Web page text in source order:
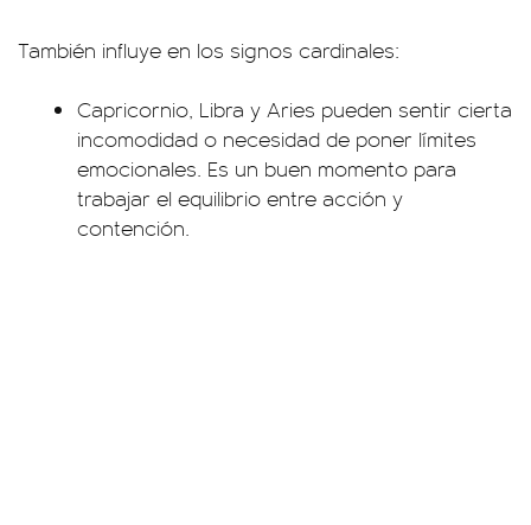
También influye en los signos cardinales:
Capricornio, Libra y Aries pueden sentir cierta
incomodidad o necesidad de poner límites
emocionales. Es un buen momento para
trabajar el equilibrio entre acción y
contención.